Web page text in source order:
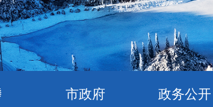
市政府 政务公开